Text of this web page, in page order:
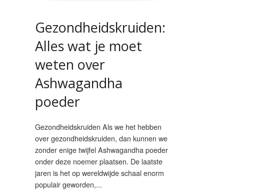
Gezondheidskruiden:
Alles wat je moet
weten over
Ashwagandha
poeder
Gezondheidskruiden Als we het hebben
over gezondheidskruiden, dan kunnen we
zonder enige twijfel Ashwagandha poeder
onder deze noemer plaatsen. De laatste
jaren is het op wereldwijde schaal enorm
populair geworden,...